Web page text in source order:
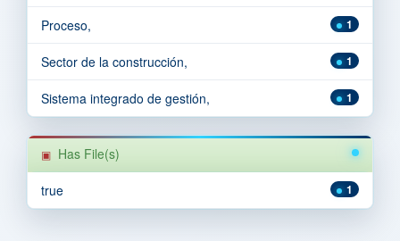
1
Proceso,
1
Sector de la construcción,
1
Sistema integrado de gestión,
Has File(s)
1
true